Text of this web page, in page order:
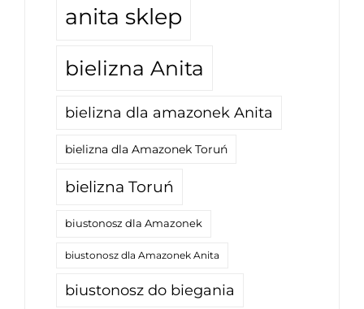
anita sklep
bielizna Anita
bielizna dla amazonek Anita
bielizna dla Amazonek Toruń
bielizna Toruń
biustonosz dla Amazonek
biustonosz dla Amazonek Anita
biustonosz do biegania